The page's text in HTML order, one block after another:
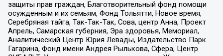
защиты прав граждан, Благотворительный фонд помощи
осужденным и их семьям, Фонд Тольятти, Новое время,
Серебряная тайга, Так-Так-Так, Сова, центр Анна, Проект
Апрель, Самарская губерния, Эра здоровья, Мемориал,
Аналитический Центр Юрия Левады, Издательство Парк
Гагарина, Фонд имени Андрея Рылькова, Сфера, Центр